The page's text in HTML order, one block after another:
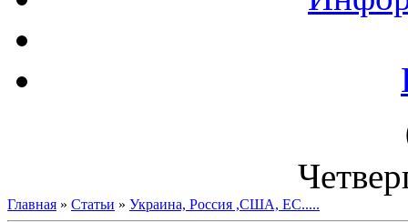
Главная » Статьи » Украина, Россия ,США, ЕС.....